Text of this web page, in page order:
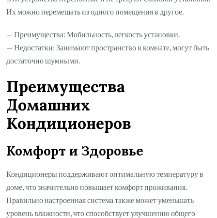
Их можно перемещать из одного помещения в другое.
— Преимущества: Мобильность, легкость установки.
— Недостатки: Занимают пространство в комнате, могут быть
достаточно шумными.
Преимущества
Домашних
Кондиционеров
Комфорт и Здоровье
Кондиционеры поддерживают оптимальную температуру в
доме, что значительно повышает комфорт проживания.
Правильно настроенная система также может уменьшать
уровень влажности, что способствует улучшению общего